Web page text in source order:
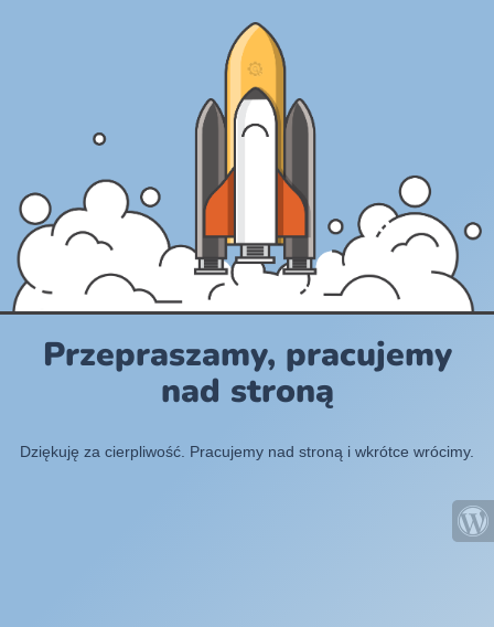
Przepraszamy, pracujemy
nad stroną
Dziękuję za cierpliwość. Pracujemy nad stroną i wkrótce wrócimy.